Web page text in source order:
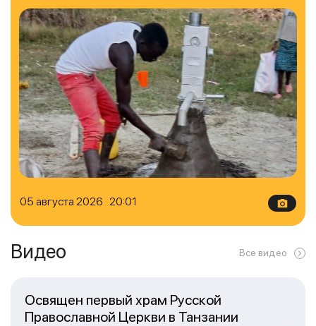
05 августа 2026 20:01
Видео Все видео
Освящен первый храм Русской
Православной Церкви в Танзании